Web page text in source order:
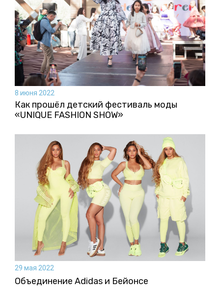
8 июня 2022
Как прошёл детский фестиваль моды
«UNIQUE FASHION SHOW»
29 мая 2022
Объединение Adidas и Бейонсе